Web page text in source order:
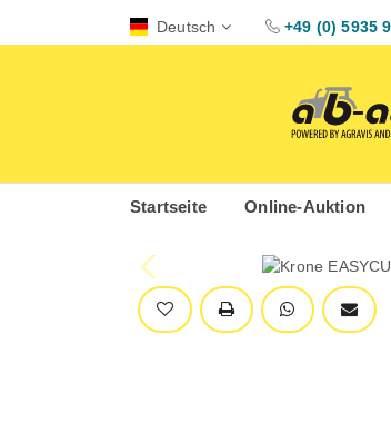
Deutsch +49 (0) 5935
Startseite Online-Auktion